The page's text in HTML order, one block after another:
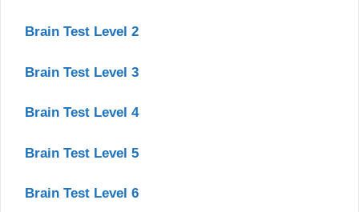
Brain Test Level 2
Brain Test Level 3
Brain Test Level 4
Brain Test Level 5
Brain Test Level 6